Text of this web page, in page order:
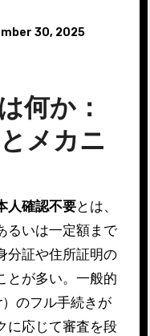
30, 2025
何か：
メカニ
人確認不要とは、
るいは一定額まで
分証や住所証明の
とが多い。一般的
のフル手続きが
に応じて審査を段